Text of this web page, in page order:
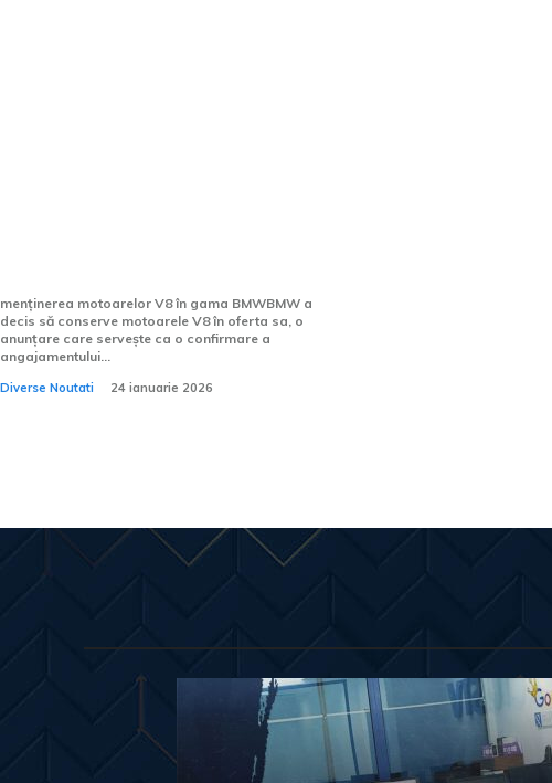
menținerea motoarelor V8 în gama BMWBMW a
decis să conserve motoarele V8 în oferta sa, o
anunțare care servește ca o confirmare a
angajamentului...
Diverse Noutati 24 ianuarie 2026